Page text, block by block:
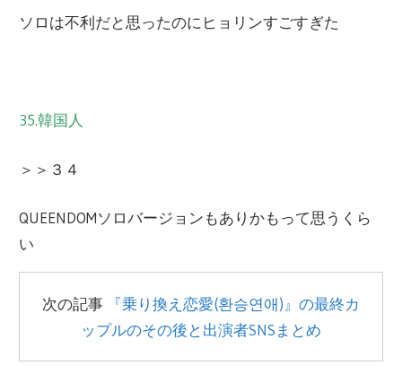
ソロは不利だと思ったのにヒョリンすごすぎた
35.韓国人
＞＞３４
QUEENDOMソロバージョンもありかもって思うくら
い
次の記事
『乗り換え恋愛(환승연애)』の最終カ
ップルのその後と出演者SNSまとめ